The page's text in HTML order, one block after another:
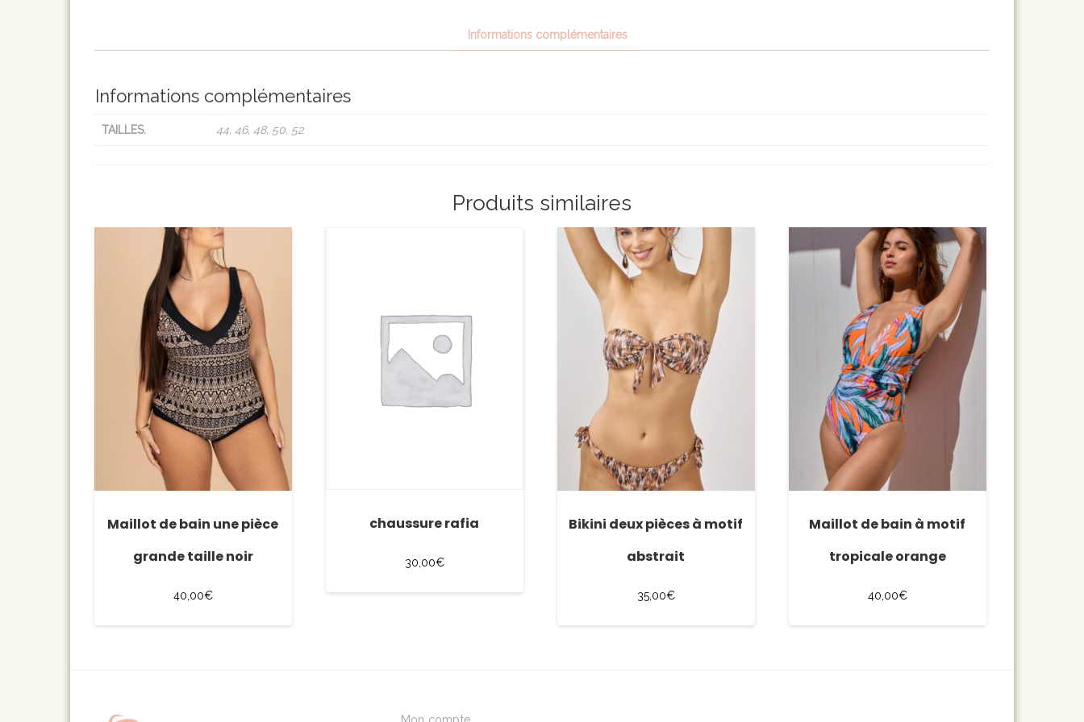
Informations complémentaires
Informations complémentaires
TAILLES. 44, 46, 48, 50, 52
Produits similaires
Maillot de bain une pièce
grande taille noir
40,00€
chaussure rafia
30,00€
Bikini deux pièces à motif
abstrait
35,00€
Maillot de bain à motif
tropicale orange
40,00€